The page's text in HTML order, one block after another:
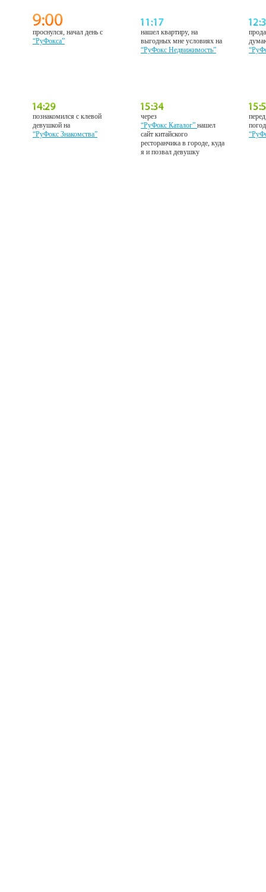
проснулся, начал день с
“РуФокса”
нашел квартиру, на
выгодных мне условиях на
“РуФокс Недвижимость”
познакомился с клевой
девушкой на
“РуФокс Знакомства”
через
“РуФокс Каталог”нашел
сайт китайского
ресторанчика в городе, куда
я и позвал девушку